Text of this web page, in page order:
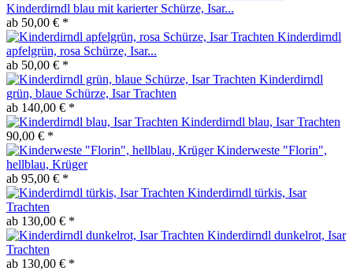
Kinderdirndl blau mit karierter Schürze, Isar...
ab 50,00 € *
Kinderdirndl
apfelgrün, rosa Schürze, Isar...
ab 50,00 € *
Kinderdirndl
grün, blaue Schürze, Isar Trachten
ab 140,00 € *
Kinderdirndl blau, Isar Trachten
90,00 € *
Kinderweste "Florin",
hellblau, Krüger
ab 95,00 € *
Kinderdirndl türkis, Isar
Trachten
ab 130,00 € *
Kinderdirndl dunkelrot, Isar
Trachten
ab 130,00 € *